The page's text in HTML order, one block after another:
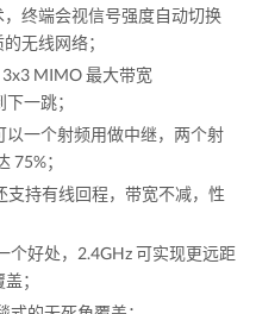
终端会视信号强度自动切换
无线网络；
MIMO 最大带宽
一跳；
一个射频用做中继，两个射
75%；
持有线回程，带宽不减，性
个好处，2.4GHz 可实现更远距
；